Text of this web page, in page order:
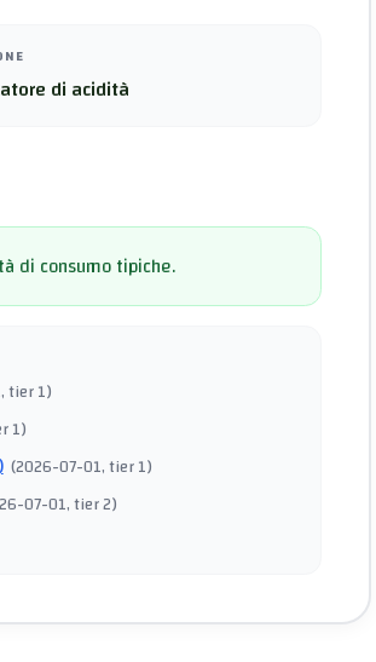
di acidità
di consumo tipiche.
, tier 1)
1)
(2026-07-01, tier 1)
07-01, tier 2)